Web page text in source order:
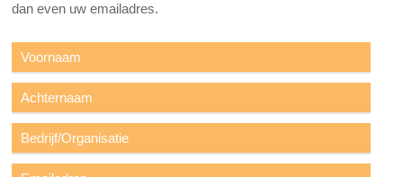
dan even uw emailadres.